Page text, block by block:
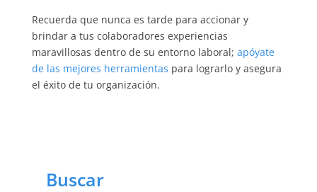
Recuerda que nunca es tarde para accionar y
brindar a tus colaboradores experiencias
maravillosas dentro de su entorno laboral; apóyate
de las mejores herramientas para lograrlo y asegura
el éxito de tu organización.
Buscar